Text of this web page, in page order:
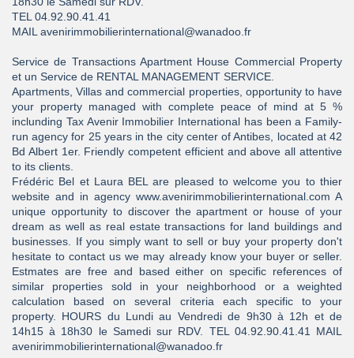
TEL 04.92.90.41.41
MAIL avenirimmobilierinternational@wanadoo.fr
Service de Transactions Apartment House Commercial Property
et un Service de RENTAL MANAGEMENT SERVICE.
Apartments, Villas and commercial properties, opportunity to have
your property managed with complete peace of mind at 5 %
inclunding Tax Avenir Immobilier International has been a Family-
run agency for 25 years in the city center of Antibes, located at 42
Bd Albert 1er. Friendly competent efficient and above all attentive
to its clients.
Frédéric Bel et Laura BEL are pleased to welcome you to thier
website and in agency www.avenirimmobilierinternational.com A
unique opportunity to discover the apartment or house of your
dream as well as real estate transactions for land buildings and
businesses. If you simply want to sell or buy your property don't
hesitate to contact us we may already know your buyer or seller.
Estmates are free and based either on specific references of
similar properties sold in your neighborhood or a weighted
calculation based on several criteria each specific to your
property. HOURS du Lundi au Vendredi de 9h30 à 12h et de
14h15 à 18h30 le Samedi sur RDV. TEL 04.92.90.41.41 MAIL
avenirimmobilierinternational@wanadoo.fr